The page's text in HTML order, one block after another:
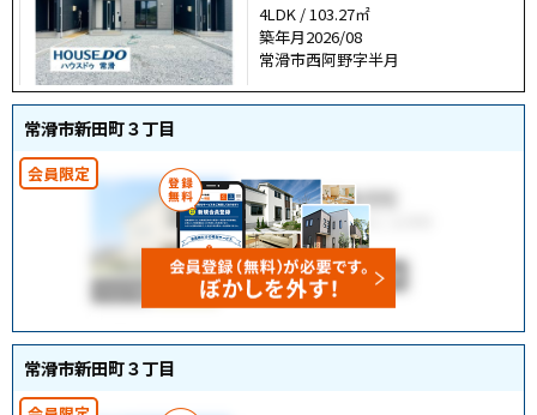
4LDK / 103.27㎡
築年月2026/08
常滑市西阿野字半月
常滑市新田町３丁目
常滑市新田町３丁目